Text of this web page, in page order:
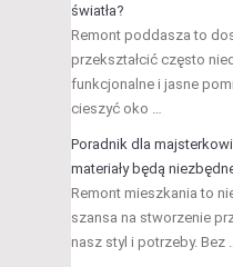
światła?
Remont poddasza to
przekształcić często
funkcjonalne i jasne
cieszyć oko …
Poradnik dla
materiały będą
Remont mieszkania to
szansa na stworzenie
nasz styl i potrzeby. Bez …